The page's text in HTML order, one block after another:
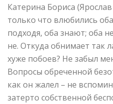
Катерина Бориса
только что влюбились
подходя, оба знают; оба
не. Откуда обнимает так
хуже побоев? Не забыл
Вопросы обреченной
как он жалел – не
затерто собственной